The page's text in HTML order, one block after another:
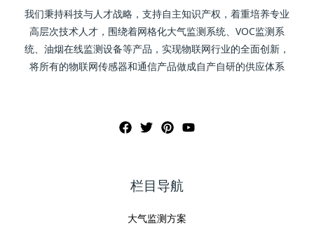
我们秉持科技与人才战略，支持自主知识产权，着重培养专业
高层次技术人才，围绕着网格化大气监测系统、VOC监测系
统、油烟在线监测设备等产品，实现物联网行业的全面创新，
将所有的物联网传感器和通信产品做成自产自研的供应体系
栏目导航
大气监测方案